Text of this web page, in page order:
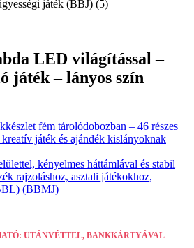
LED világítással –
játék – lányos szín
fém tárolódobozban – 46 részes
játék és ajándék kislányoknak
kényelmes háttámlával és stabil
rajzoláshoz, asztali játékokhoz,
(BBMJ)
UTÁNVÉTTEL, BANKKÁRTYÁVAL